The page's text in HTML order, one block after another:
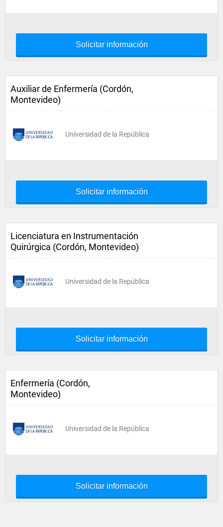
Solicitar información
Auxiliar de Enfermería (Cordón,
Montevideo)
Universidad de la República
Solicitar información
Licenciatura en Instrumentación
Quirúrgica (Cordón, Montevideo)
Universidad de la República
Solicitar información
Enfermería (Cordón,
Montevideo)
Universidad de la República
Solicitar información